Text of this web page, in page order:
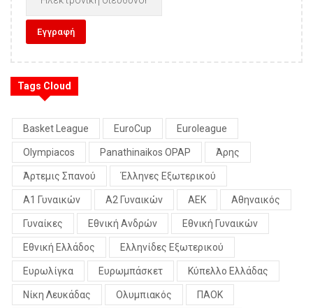
Tags Cloud
Basket League EuroCup Euroleague
Olympiacos Panathinaikos OPAP Άρης
Άρτεμις Σπανού Έλληνες Εξωτερικού
Α1 Γυναικών Α2 Γυναικών ΑΕΚ Αθηναικός
Γυναίκες Εθνική Ανδρών Εθνική Γυναικών
Εθνική Ελλάδος Ελληνίδες Εξωτερικού
Ευρωλίγκα Ευρωμπάσκετ Κύπελλο Ελλάδας
Νίκη Λευκάδας Ολυμπιακός ΠΑΟΚ